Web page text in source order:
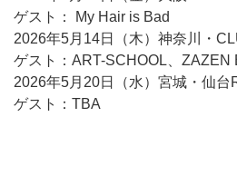
ゲスト： My Hair is Bad
2026年5月14日（木）神奈川・
ゲスト：ART-SCHOOL、ZAZEN
2026年5月20日（水）宮城・仙台
ゲスト：TBA